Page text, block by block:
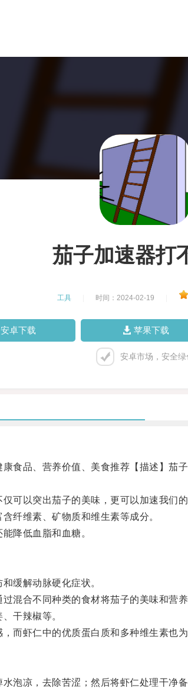
茄子加速器打
工具 时间：2024-02-19
安卓下载 苹果下载
安卓市场，安全绿
品、营养价值、美食推荐【描述】茄
以突出茄子的美味，更可以加速我们的
维素、矿物质和维生素等成分。
降低血脂和血糖。
缓解动脉硬化症状。
合不同种类的食材将茄子的美味和营养
干辣椒等。
虾仁中的优质蛋白质和多种维生素也为
凉，去除苦涩；然后将虾仁处理干净